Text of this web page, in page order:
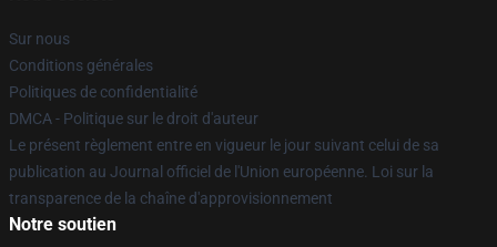
Sur nous
Conditions générales
Politiques de confidentialité
DMCA - Politique sur le droit d'auteur
Le présent règlement entre en vigueur le jour suivant celui de sa
publication au Journal officiel de l'Union européenne. Loi sur la
transparence de la chaîne d'approvisionnement
Notre soutien